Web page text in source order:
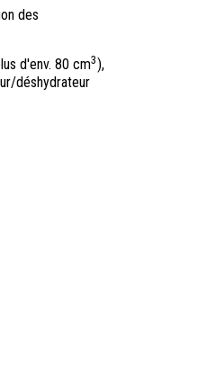
des
d'env. 80 cm3 ),
déshydrateur